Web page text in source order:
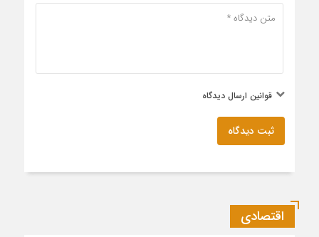
قوانین ارسال دیدگاه
ثبت دیدگاه
اقتصادی